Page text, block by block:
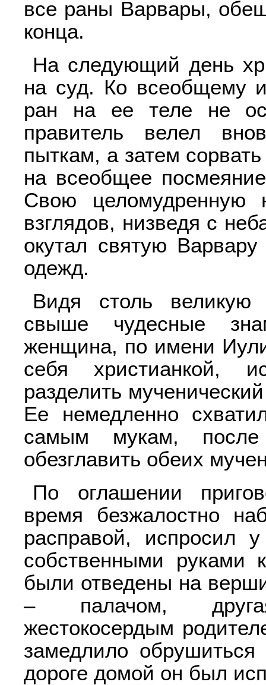
все раны Варвары,
конца.
На следующий день
на суд. Ко всеобщему
ран на ее теле не
правитель велел
пыткам, а затем
на всеобщее
Свою целомудренную
взглядов, низведя с
окутал святую
одежд.
Видя столь великую
свыше чудесные
женщина, по имени
себя христианкой,
разделить
Ее немедленно
самым мукам,
обезглавить обеих
По оглашении
время безжалостно
расправой, испросил
собственными руками
были отведены на
– палачом,
жестокосердым
замедлило
дороге домой он был